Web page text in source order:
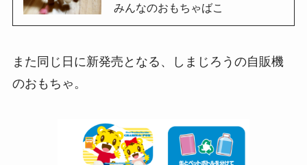
みんなのおもちゃばこ
また同じ日に新発売となる、しまじろうの自販機
のおもちゃ。